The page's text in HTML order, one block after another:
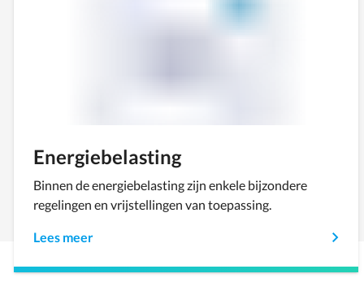
Energiebelasting
Binnen de energiebelasting zijn enkele bijzondere
regelingen en vrijstellingen van toepassing.
Lees meer